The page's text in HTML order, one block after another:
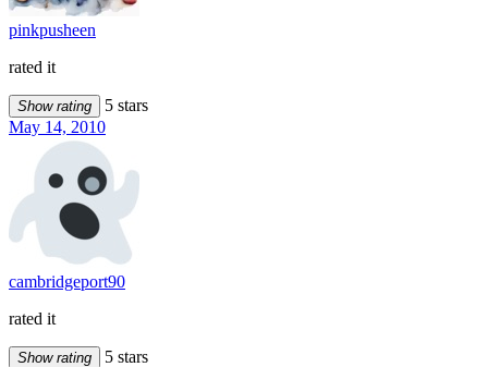
pinkpusheen
rated it
Show rating
5 stars
May 14, 2010
cambridgeport90
rated it
Show rating
5 stars